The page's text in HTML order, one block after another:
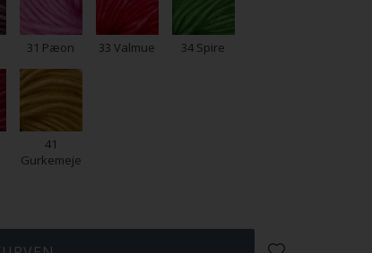
31 Pæon 33 Valmue 34 Spire
41
Gurkemeje